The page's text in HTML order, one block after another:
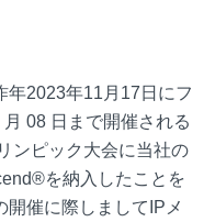
年2023年11月17日にフ
08 日まで開催される
ンピック大会に当社の
を納入したことを
催に際しましてIPメ